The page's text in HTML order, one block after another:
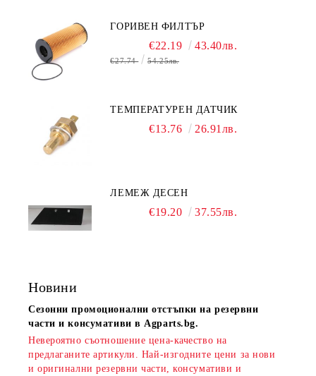
ГОРИВЕН ФИЛТЪР
€22.19 43.40лв.
€27.74 54.25лв.
ТЕМПЕРАТУРЕН ДАТЧИК
€13.76 26.91лв.
ЛЕМЕЖ ДЕСЕН
€19.20 37.55лв.
Новини
Сезонни промоционални отстъпки на резервни
части и консумативи в Agparts.bg.
Невероятно съотношение цена-качество на
предлаганите артикули. Най-изгодните цени за нови
и оригинални резервни части, консумативи и